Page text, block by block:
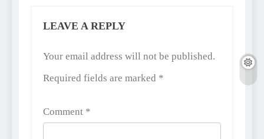
LEAVE A REPLY
Your email address will not be published.
Required fields are marked *
Comment *
Alternative: